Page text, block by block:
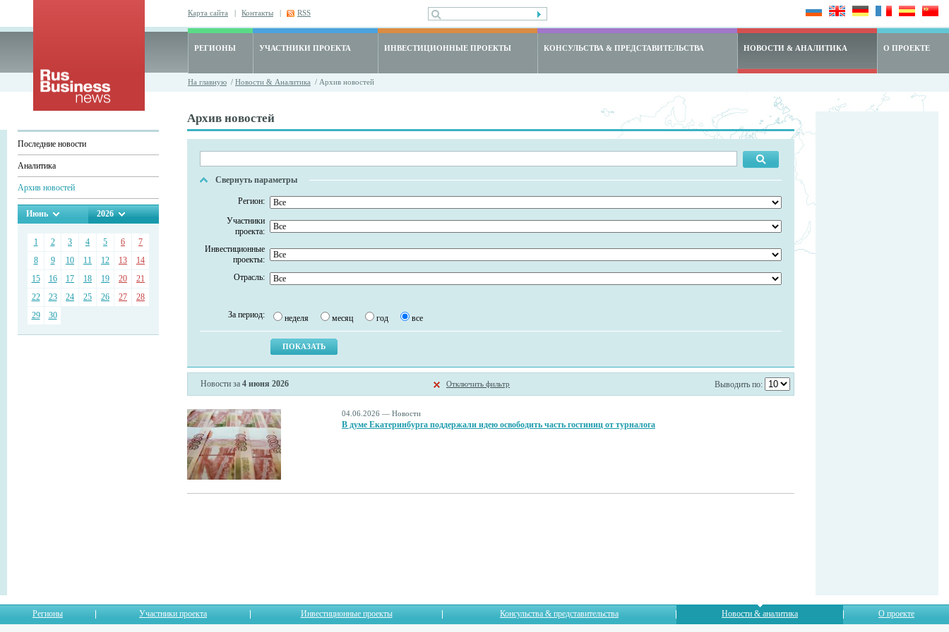
Карта сайта | Контакты | RSS
РЕГИОНЫ УЧАСТНИКИ ПРОЕКТА ИНВЕСТИЦИОННЫЕ ПРОЕКТЫ КОНСУЛЬСТВА & ПРЕДСТАВИТЕЛЬСТВА НОВОСТИ & АНАЛИТИКА О ПРОЕКТЕ
На главную / Новости & Аналитика / Архив новостей
Последние новости
Аналитика
Архив новостей
Июнь 2026
1 2 3 4 5 6
7
8
9 10 11 12 13
14
15
16 17 18 19 20
21
22
23 24 25 26 27
28
29
30
Архив новостей
Свернуть параметры
Регион:
Участники
проекта:
Инвестиционные
проекты:
Отрасль:
За период: неделя месяц год все
Новости за 4 июня 2026 Отключить фильтр Выводить по:
04.06.2026 — Новости
В думе Екатеринбурга поддержали идею освободить часть гостиниц от турналога
Регионы Участники проекта Инвестиционные проекты Консульства & представительства Новости & аналитика О проекте